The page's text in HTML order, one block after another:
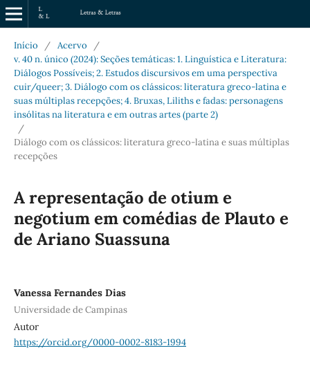
Início / Acervo
/
v. 40 n. único (2024): Seções temáticas: 1. Linguística e Literatura:
Diálogos Possíveis; 2. Estudos discursivos em uma perspectiva
cuir/queer; 3. Diálogo com os clássicos: literatura greco-latina e
suas múltiplas recepções; 4. Bruxas, Liliths e fadas: personagens
insólitas na literatura e em outras artes (parte 2)
/
Diálogo com os clássicos: literatura greco-latina e suas múltiplas
recepções
A representação de otium e
negotium em comédias de Plauto e
de Ariano Suassuna
Vanessa Fernandes Dias
Universidade de Campinas
Autor
https://orcid.org/0000-0002-8183-1994